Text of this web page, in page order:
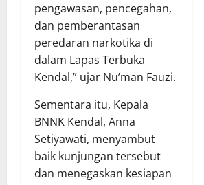
pengawasan, pencegahan,
dan pemberantasan
peredaran narkotika di
dalam Lapas Terbuka
Kendal,” ujar Nu’man Fauzi.
Sementara itu, Kepala
BNNK Kendal, Anna
Setiyawati, menyambut
baik kunjungan tersebut
dan menegaskan kesiapan